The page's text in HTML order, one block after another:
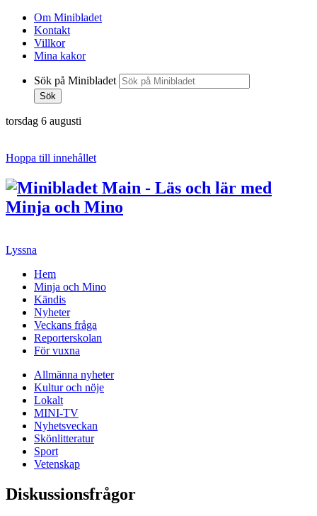
Om Minibladet
Kontakt
Villkor
Mina kakor
Sök på Minibladet
Sök
torsdag 6 augusti
Hoppa till innehållet
Lyssna
Hem
Minja och Mino
Kändis
Nyheter
Veckans fråga
Reporterskolan
För vuxna
Allmänna nyheter
Kultur och nöje
Lokalt
MINI-TV
Nyhetsveckan
Skönlitteratur
Sport
Vetenskap
Diskussionsfrågor